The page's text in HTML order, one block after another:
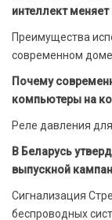
интеллект
Преимущества
современном доме
Почему
компьютеры на
Реле давления
В Беларусь
выпускной
Сигнализация
беспроводных